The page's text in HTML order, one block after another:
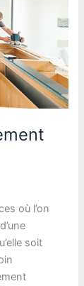
où l’on
soit